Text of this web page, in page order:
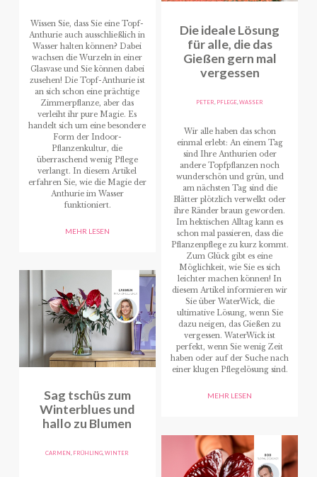
Wissen Sie, dass Sie eine Topf-
Anthurie auch ausschließlich in
Wasser halten können? Dabei
wachsen die Wurzeln in einer
Glasvase und Sie können dabei
zusehen! Die Topf-Anthurie ist
an sich schon eine prächtige
Zimmerpflanze, aber das
verleiht ihr pure Magie. Es
handelt sich um eine besondere
Form der Indoor-
Pflanzenkultur, die
überraschend wenig Pflege
verlangt. In diesem Artikel
erfahren Sie, wie die Magie der
Anthurie im Wasser
funktioniert.
MEHR LESEN
Sag tschüs zum
Winterblues und
hallo zu Blumen
CARMEN, FRÜHLING,WINTER
Die ideale Lösung
für alle, die das
Gießen gern mal
vergessen
PETER PFLEGE ,WASSER
Wir alle haben das schon
einmal erlebt: An einem Tag
sind Ihre Anthurien oder
andere Topfpflanzen noch
wunderschön und grün, und
am nächsten Tag sind die
Blätter plötzlich verwelkt oder
ihre Ränder braun geworden.
Im hektischen Alltag kann es
schon mal passieren, dass die
Pflanzenpflege zu kurz kommt.
Zum Glück gibt es eine
Möglichkeit, wie Sie es sich
leichter machen können! In
diesem Artikel informieren wir
Sie über WaterWick, die
ultimative Lösung, wenn Sie
dazu neigen, das Gießen zu
vergessen. WaterWick ist
perfekt, wenn Sie wenig Zeit
haben oder auf der Suche nach
einer klugen Pflegelösung sind.
MEHR LESEN